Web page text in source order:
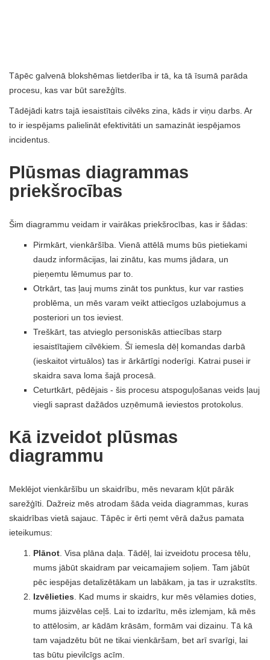
Tāpēc galvenā blokshēmas lietderība ir tā, ka tā īsumā parāda
procesu, kas var būt sarežģīts.
Tādējādi katrs tajā iesaistītais cilvēks zina, kāds ir viņu darbs. Ar
to ir iespējams palielināt efektivitāti un samazināt iespējamos
incidentus.
Plūsmas diagrammas
priekšrocības
Šim diagrammu veidam ir vairākas priekšrocības, kas ir šādas:
Pirmkārt, vienkāršība. Vienā attēlā mums būs pietiekami
daudz informācijas, lai zinātu, kas mums jādara, un
pieņemtu lēmumus par to.
Otrkārt, tas ļauj mums zināt tos punktus, kur var rasties
problēma, un mēs varam veikt attiecīgos uzlabojumus a
posteriori un tos ieviest.
Treškārt, tas atvieglo personiskās attiecības starp
iesaistītajiem cilvēkiem. Šī iemesla dēļ komandas darbā
(ieskaitot virtuālos) tas ir ārkārtīgi noderīgi. Katrai pusei ir
skaidra sava loma šajā procesā.
Ceturtkārt, pēdējais - šis procesu atspoguļošanas veids ļauj
viegli saprast dažādos uzņēmumā ieviestos protokolus.
Kā izveidot plūsmas
diagrammu
Meklējot vienkāršību un skaidrību, mēs nevaram kļūt pārāk
sarežģīti. Dažreiz mēs atrodam šāda veida diagrammas, kuras
skaidrības vietā sajauc. Tāpēc ir ērti ņemt vērā dažus pamata
ieteikumus:
Plānot . Visa plāna daļa. Tādēļ, lai izveidotu procesa tēlu,
mums jābūt skaidram par veicamajiem soļiem. Tam jābūt
pēc iespējas detalizētākam un labākam, ja tas ir uzrakstīts.
Izvēlieties . Kad mums ir skaidrs, kur mēs vēlamies doties,
mums jāizvēlas ceļš. Lai to izdarītu, mēs izlemjam, kā mēs
to attēlosim, ar kādām krāsām, formām vai dizainu. Tā kā
tam vajadzētu būt ne tikai vienkāršam, bet arī svarīgi, lai
tas būtu pievilcīgs acīm.